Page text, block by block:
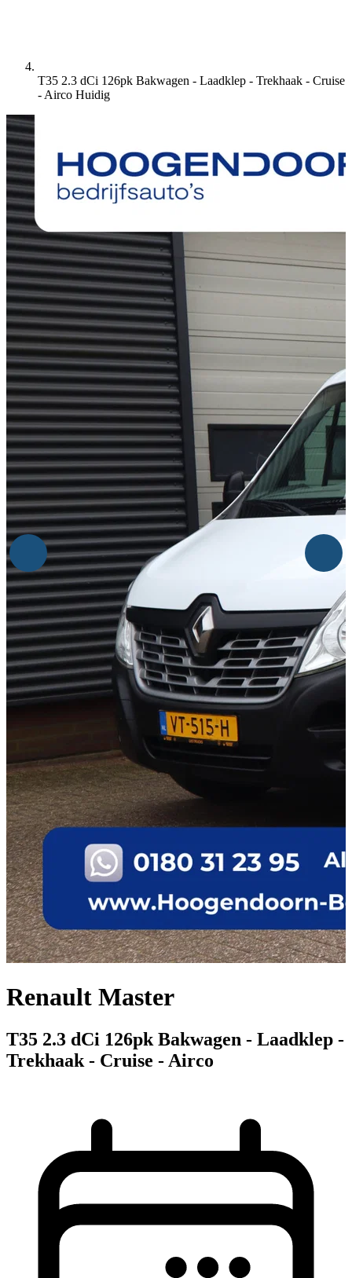
T35 2.3 dCi 126pk Bakwagen - Laadklep - Trekhaak - Cruise
- Airco Huidig
Renault Master
T35 2.3 dCi 126pk Bakwagen - Laadklep -
Trekhaak - Cruise - Airco